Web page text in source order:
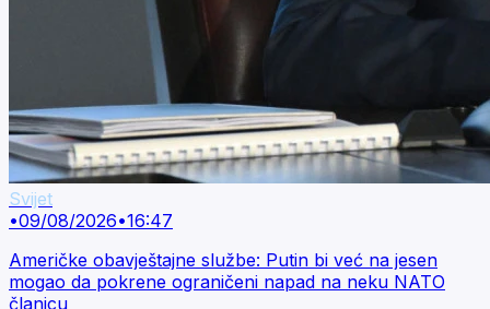
Svijet
•09/08/2026•16:47
Američke obavještajne službe: Putin bi već na jesen
mogao da pokrene ograničeni napad na neku NATO
članicu